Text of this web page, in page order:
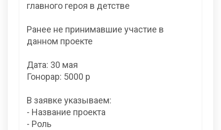
главного героя в детстве
Ранее не принимавшие участие в
данном проекте
Дата: 30 мая
Гонорар: 5000 р
В заявке указываем:
- Название проекта
- Роль